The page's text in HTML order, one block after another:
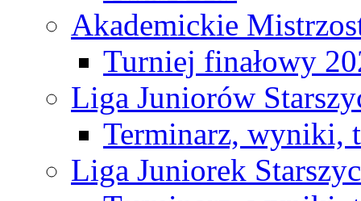
Akademickie
Turniej finałowy
Liga Juniorów
Terminarz, wyniki,
Liga Juniorek